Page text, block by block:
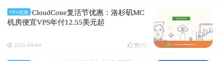
VPS优惠
CloudCone复活节优惠：洛杉矶MC
机房便宜VPS年付12.55美元起
2021-04-04 赞(1 )